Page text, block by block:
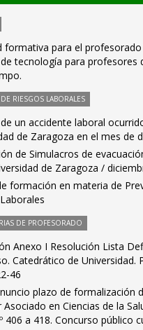
formativa para el profesorado
tecnología para profesores
RIESGOS LABORALES
un accidente laboral
de Zaragoza en el mes de
de Simulacros de
de Zaragoza /
formación en materia de
DE PROFESORADO
Anexo I Resolución Lista
Catedrático de Universidad.
46
plazo de formalización
en Ciencias de la
406 a 418. Concurso público